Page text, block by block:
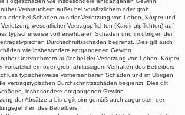
Verbrauchern außer bei vorsätzlichem oder grob
oder bei Schäden aus der Verletzung von Leben, Körper und
wesentlicher Vertragspflichten (Kardinalpflichten) auf
typischerweise vorhersehbaren Schäden und im übrigen der
Durchschnittsschäden begrenzt. Dies gilt auch
wie insbesondere entgangenen Gewinn.
Unternehmern außer bei der Verletzung von Leben, Körper
vorsätzlichem oder grob fahrlässigem Verhalten des Betreibers
typischerweise vorhersehbaren Schäden und im Übrigen
vertragstypischen Durchschnittsschäden begrenzt. Dies gilt
insbesondere entgangenen Gewinn.
der Absätze a bis c gilt sinngemäß auch zugunsten der
des Betreibers.